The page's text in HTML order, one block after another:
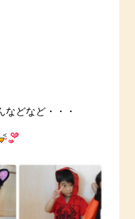
どなど・・・